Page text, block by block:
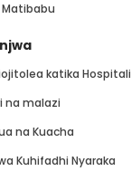
katika Hospitali
na malazi
na Kuacha
Kuhifadhi Nyaraka